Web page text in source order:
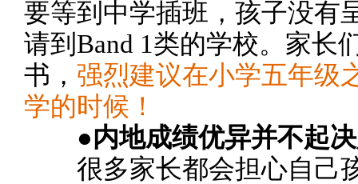
要等到中学插班，孩子没有
请到Band 1类的学校。家长
书， 强烈建议在小学五年级
学的时候！
●内地成绩优异并不起
很多家长都会担心自己